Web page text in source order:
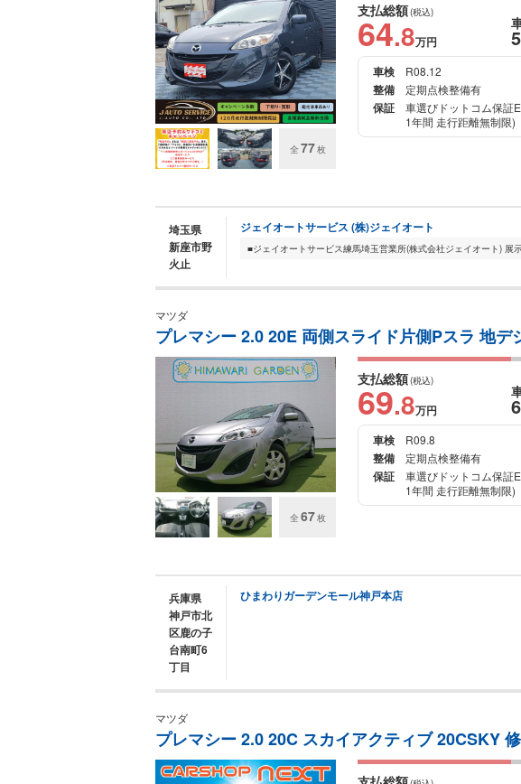
全 77枚
支払総額(税込)
64.8万円
車検
R08.12
整備 定期点検整備有
保証
車選びドットコム保証
1年間 走行距離無制限)
埼玉県
新座市野
火止
ジェイオートサービス (株)ジェイオート
マツダ
プレマシー 2.0 20E 両側スライド片側Pスラ 地デ
全 67枚
支払総額(税込)
69.8万円
車検
R09.8
整備 定期点検整備有
保証
車選びドットコム保証
1年間 走行距離無制限)
兵庫県
神戸市北
区鹿の子
台南町6
丁目
ひまわりガーデンモール神戸本店
マツダ
プレマシー 2.0 20C スカイアクティブ 20CSKY